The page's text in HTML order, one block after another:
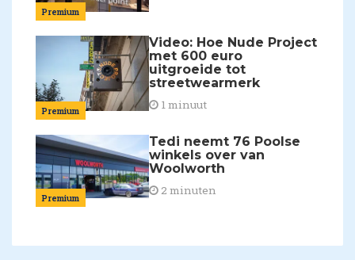
Premium
Premium
Video: Hoe Nude Project
met 600 euro
uitgroeide tot
streetwearmerk
1 minuut
Premium
Tedi neemt 76 Poolse
winkels over van
Woolworth
2 minuten